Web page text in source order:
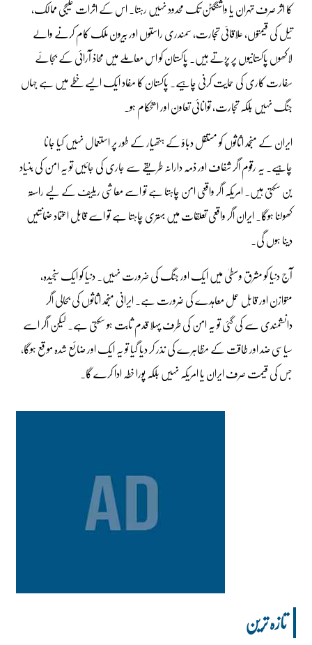
کا اثر صرف تہران یا واشنگٹن تک محدود نہیں رہتا۔ اس کے اثرات خلیجی ممالک،
تیل کی قیمتوں، علاقائی تجارت، سمندری راستوں اور بیرون ملک کام کرنے والے
لاکھوں پاکستانیوں پر پڑتے ہیں۔ پاکستان کو اس معاملے میں محاذ آرائی کے بجائے
سفارت کاری کی حمایت کرنی چاہیے۔ پاکستان کا مفاد ایک ایسے خطے میں ہے جہاں
جنگ نہیں بلکہ تجارت، توانائی تعاون اور استحکام ہو۔
ایران کے منجمد اثاثوں کو مستقل دباؤ کے ہتھیار کے طور پر استعمال نہیں کیا جانا
چاہیے۔ یہ رقوم اگر شفاف اور ذمہ دارانہ طریقے سے جاری کی جائیں تو یہ امن کی بنیاد
بن سکتی ہیں۔ امریکہ اگر واقعی امن چاہتا ہے تو اسے معاشی ریلیف کے لیے راستہ
کھولنا ہوگا۔ ایران اگر واقعی تعلقات میں بہتری چاہتا ہے تو اسے قابل اعتماد ضمانتیں
دینا ہوں گی۔
آج دنیا کو مشرق وسطیٰ میں ایک اور جنگ کی ضرورت نہیں۔ دنیا کو ایک سنجیدہ،
متوازن اور قابل عمل معاہدے کی ضرورت ہے۔ ایرانی منجمد اثاثوں کی بحالی اگر
دانشمندی سے کی گئی تو یہ امن کی طرف پہلا قدم ثابت ہو سکتی ہے۔ لیکن اگر اسے
سیاسی ضد اور طاقت کے مظاہرے کی نذر کر دیا گیا تو یہ ایک اور ضائع شدہ موقع ہوگا،
جس کی قیمت صرف ایران یا امریکہ نہیں بلکہ پورا خطہ ادا کرے گا۔
تازہ ترین